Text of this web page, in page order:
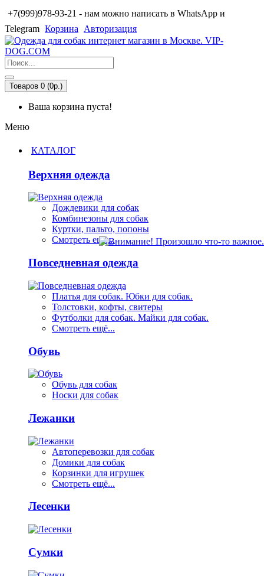
+7(999)978-93-21 - нам можно написать в WhatsApp и
Telegram Корзина Авторизация
Товаров 0 (0р.)
Ваша корзина пуста!
Меню
КАТАЛОГ
Верхняя одежда
Дождевики для собак
Комбинезоны для собак
Куртки, пальто, попоны
Смотреть ещё...
Повседневная одежда
Платья для собак. Юбки для собак.
Толстовки, кофты, свитеры
Футболки для собак. Майки для собак.
Смотреть ещё...
Обувь
Обувь для собак
Носки для собак
Лежанки
Автоперевозки для собак
Домики для собак
Корзинки для игрушек
Смотреть ещё...
Лесенки
Сумки